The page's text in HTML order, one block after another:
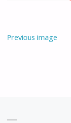
Previous image